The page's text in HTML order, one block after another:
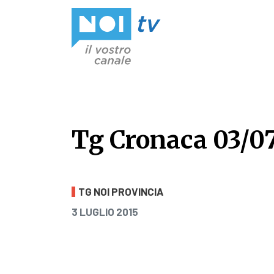
Tg Cronaca 03/
Tg Cronaca 03/
TG NOI PROVINCIA
PUBBLICATO IL
3 LUGLIO 2015